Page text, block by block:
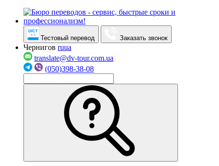
Тестовый перевод Заказать звонок
Чернигов ruua
translate@dv-tour.com.ua
(050)398-38-08